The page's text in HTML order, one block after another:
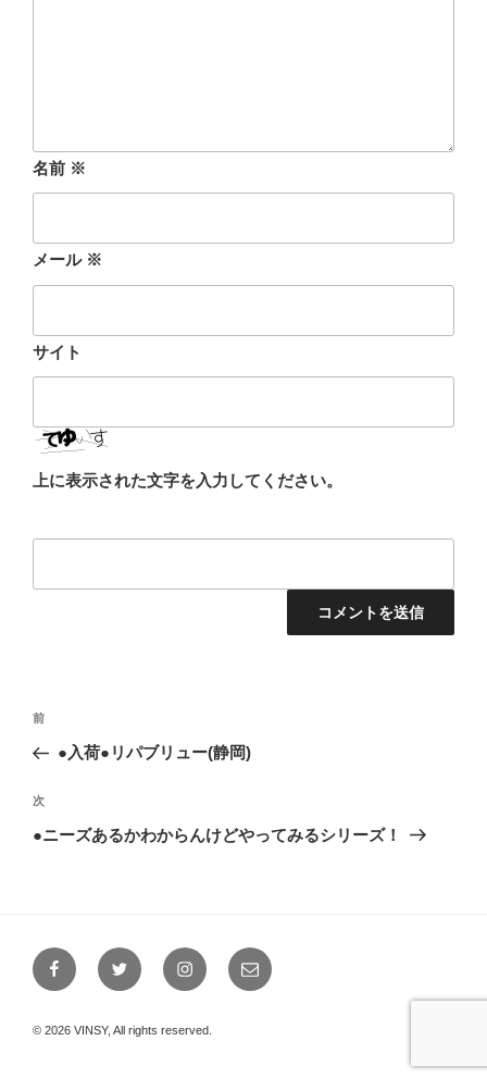
名前 ※
メール ※
サイト
上に表示された文字を入力してください。
投
ナ
ビ
ゲ
ン
前
の
稿
前
●入荷●リパブリュー(静岡)
次
の
次
●ニーズあるかわからんけどやってみるシリーズ！
FacebookTwitter Instagramメ
ー
© 2026 VINSY, All rights reserved.